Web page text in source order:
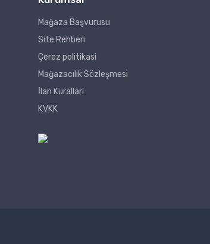
Mağaza Başvurusu
Site Rehberi
Çerez politikasi
Mağazacılık Sözleşmesi
İlan Kuralları
KVKK